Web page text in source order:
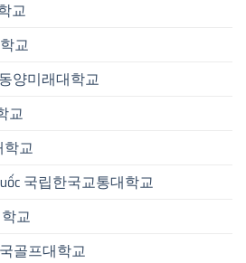
교
교
양미래대학교
교
학교
국립한국교통대학교
교
골프대학교